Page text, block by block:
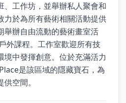
、工作坊，並舉辦私人聚會和
力於為所有藝術相關活動提供
舉辦自由流動的藝術畫室活
外課程。工作室歡迎所有技
境中發揮創意。位於充滿活力
是該區域的隱藏寶石，為
空間。